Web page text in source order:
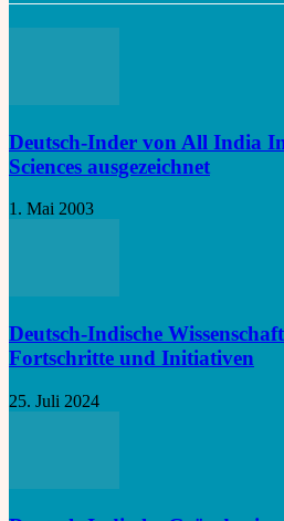
Deutsch-Inder von All India
Sciences ausgezeichnet
1. Mai 2003
Deutsch-Indische
Fortschritte und Initiativen
25. Juli 2024